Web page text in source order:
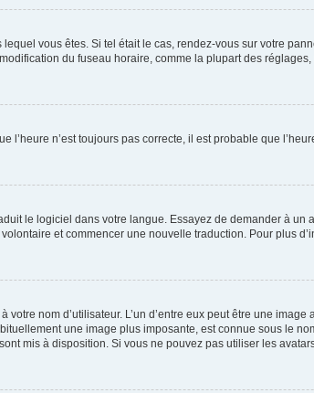
vous êtes. Si tel était le cas, rendez-vous sur votre
du fuseau horaire, comme la plupart des réglages,
l’heure n’est toujours pas correcte, il est probable que
le logiciel dans votre langue. Essayez de demander à
et commencer une nouvelle traduction. Pour plus
nom d’utilisateur. L’un d’entre eux peut être une
une image plus imposante, est connue sous le
mis à disposition. Si vous ne pouvez pas utiliser les